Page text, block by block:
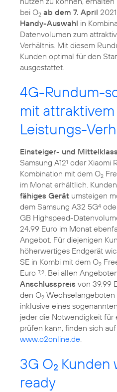
bei O2 ab dem 7. April
Handy-Auswahl in
Datenvolumen zum
Verhältnis. Mit diesem
Kunden optimal für den
ausgestattet.
4G-Rundum-
mit
Leistungs-
Einsteiger- und
Samsung A121 oder Xiaomi
Kombination mit dem O2
im Monat erhältlich.
fähiges Gerät umsteigen
dem Samsung A32 5G4
GB Highspeed-
24,99 Euro im Monat
Angebot. Für diejenigen
höherwertiges Endgerät
SE in Kombi mit dem O2
Euro 7,2 . Bei allen
Anschlusspreis von 39,99
den O2 Wechselangeboten
inklusive eines
jeder die Notwendigkeit für
prüfen kann, finden sich
www.o2online.de
3G O2 Kunden
ready